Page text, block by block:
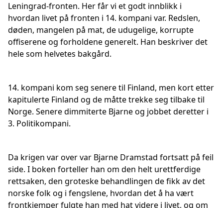
Leningrad-fronten. Her får vi et godt innblikk i
hvordan livet på fronten i 14. kompani var. Redslen,
døden, mangelen på mat, de udugelige, korrupte
offiserene og forholdene generelt. Han beskriver det
hele som helvetes bakgård.
14. kompani kom seg senere til Finland, men kort etter
kapitulerte Finland og de måtte trekke seg tilbake til
Norge. Senere dimmiterte Bjarne og jobbet deretter i
3. Politikompani.
Da krigen var over var Bjarne Dramstad fortsatt på feil
side. I boken forteller han om den helt urettferdige
rettsaken, den groteske behandlingen de fikk av det
norske folk og i fengslene, hvordan det å ha vært
frontkjemper fulgte han med hat videre i livet, og om